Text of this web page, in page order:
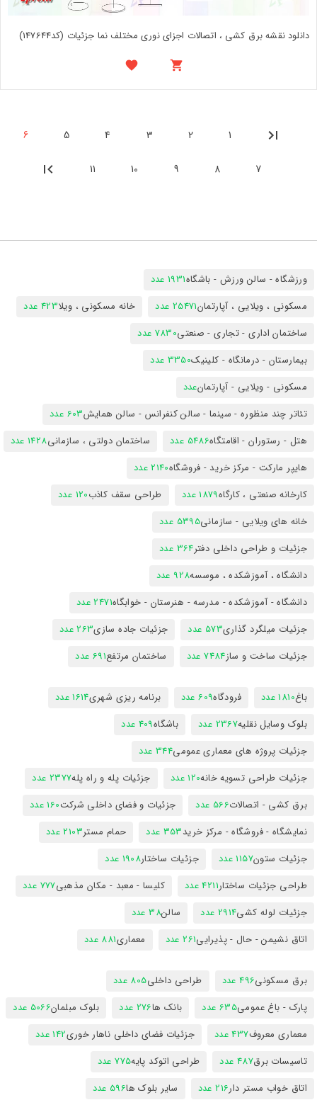
دانلود نقشه برق کشی ، اتصالات اجزای نوری مختلف نما جزئیات (کد147644)
ورزشگاه - سالن ورزش - باشگاه1931 عدد
مسکونی ، ویلایی ، آپارتمان25471 عدد خانه مسکونی ، ویلا423 عدد
ساختمان اداری - تجاری - صنعتی7830 عدد
بیمارستان - درمانگاه - کلینیک3350 عدد
مسکونی - ویلایی - آپارتمانعدد
تئاتر چند منظوره - سینما - سالن کنفرانس - سالن همایش603 عدد
هتل - رستوران - اقامتگاه5486 عدد ساختمان دولتی ، سازمانی1428 عدد
هایپر مارکت - مرکز خرید - فروشگاه2140 عدد
کارخانه صنعتی ، کارگاه1879 عدد طراحی سقف کاذب120 عدد
خانه های ویلایی - سازمانی5395 عدد
جزئیات و طراحی داخلی دفتر364 عدد
دانشگاه ، آموزشکده ، موسسه928 عدد
دانشگاه - آموزشکده - مدرسه - هنرستان - خوابگاه2471 عدد
جزئیات میلگرد گذاری573 عدد جزئیات جاده سازی263 عدد
جزئیات ساخت و ساز7484 عدد ساختمان مرتفع691 عدد
باغ1810 عدد فرودگاه609 عدد برنامه ریزی شهری1614 عدد
بلوک وسایل نقلیه2367 عدد باشگاه409 عدد
جزئیات پروژه های معماری عمومی344 عدد
جزئیات طراحی تسویه خانه120 عدد جزئیات پله و راه پله2377 عدد
برق کشی - اتصالات566 عدد جزئیات و فضای داخلی شرکت160 عدد
نمایشگاه - فروشگاه - مرکز خرید353 عدد حمام مستر2103 عدد
جزئیات ستون1157 عدد جزئیات ساختار1908 عدد
طراحی جزئیات ساختار4211 عدد کلیسا - معبد - مکان مذهبی777 عدد
جزئیات لوله کشی2914 عدد سالن38 عدد
اتاق نشیمن - حال - پذیرایی261 عدد معماری881 عدد
برق مسکونی496 عدد طراحی داخلی805 عدد
پارک - باغ عمومی635 عدد بانک ها276 عدد بلوک مبلمان5066 عدد
معماری معروف437 عدد جزئیات فضای داخلی ناهار خوری142 عدد
تاسیسات برق487 عدد طراحی اتوکد پایه775 عدد
اتاق خواب مستر دار216 عدد سایر بلوک ها596 عدد